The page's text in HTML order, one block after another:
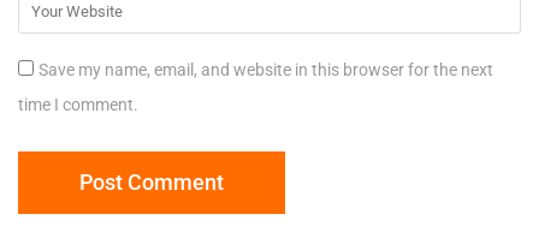
Save my name, email, and website in this browser for the next
time I comment.